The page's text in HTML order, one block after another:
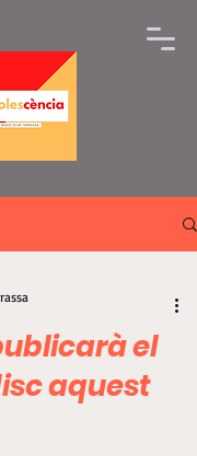
el
aquest